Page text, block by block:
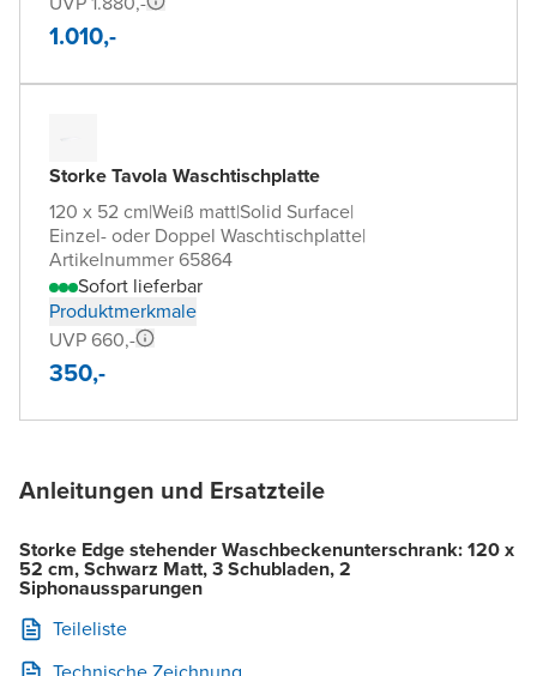
1.010,-
Storke Tavola Waschtischplatte
120 x 52 cm|Weiß matt|Solid Surface|
Einzel- oder Doppel Waschtischplatte|
Artikelnummer 65864
Sofort lieferbar
Produktmerkmale
UVP 660,-
350,-
Anleitungen und Ersatzteile
Storke Edge stehender Waschbeckenunterschrank: 120 x
52 cm, Schwarz Matt, 3 Schubladen, 2
Siphonaussparungen
Teileliste